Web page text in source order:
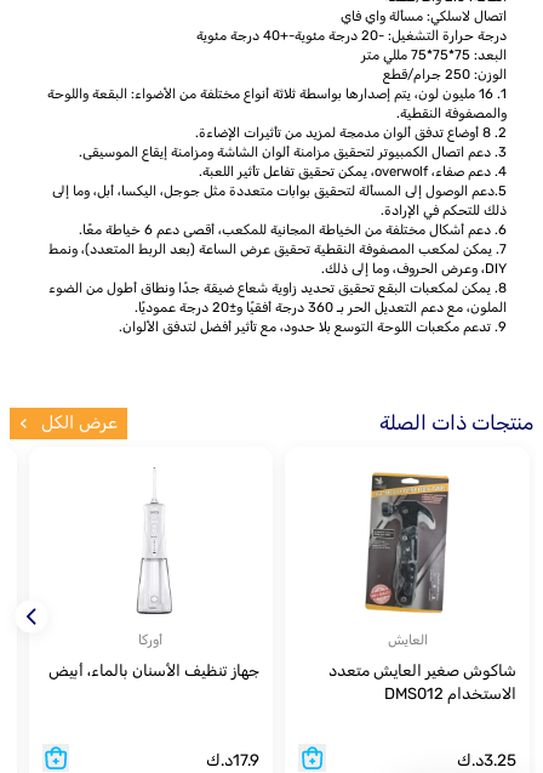
اتصال لاسلكي: مسألة واي فاي
درجة حرارة التشغيل: -20 درجة مئوية-+40 درجة مئوية
البعد: 75*75*75 مللي متر
الوزن: 250 جرام/قطع
1. 16 مليون لون، يتم إصدارها بواسطة ثلاثة أنواع مختلفة من الأضواء: ​​البقعة واللوحة
والمصفوفة النقطية.
2. 8 أوضاع تدفق ألوان مدمجة لمزيد من تأثيرات الإضاءة.
3. دعم اتصال الكمبيوتر لتحقيق مزامنة ألوان الشاشة ومزامنة إيقاع الموسيقى.
4. دعم صفاء، overwolf، يمكن تحقيق تفاعل تأثير اللعبة.
5.دعم الوصول إلى المسألة لتحقيق بوابات متعددة مثل جوجل، اليكسا، أبل، وما إلى
ذلك للتحكم في الإرادة.
6. دعم أشكال مختلفة من الخياطة المجانية للمكعب، أقصى دعم 6 خياطة معًا.
7. يمكن لمكعب المصفوفة النقطية تحقيق عرض الساعة (بعد الربط المتعدد)، ونمط
DIY، وعرض الحروف، وما إلى ذلك.
8. يمكن لمكعبات البقع تحقيق تحديد زاوية شعاع ضيقة جدًا ونطاق أطول من الضوء
الملون، مع دعم التعديل الحر بـ 360 درجة أفقيًا و±20 درجة عموديًا.
9. تدعم مكعبات اللوحة التوسع بلا حدود، مع تأثير أفضل لتدفق الألوان.
منتجات ذات الصلة عرض الكل
العايش
شاكوش صغير العايش متعدد
الاستخدام DMS012
3.25د.ك
أوركا
جهاز تنظيف الأسنان بالماء، أبيض
17.9د.ك